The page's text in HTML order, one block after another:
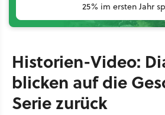
25% im ersten Jahr
Historien-Video:
blicken auf die
Serie zurück